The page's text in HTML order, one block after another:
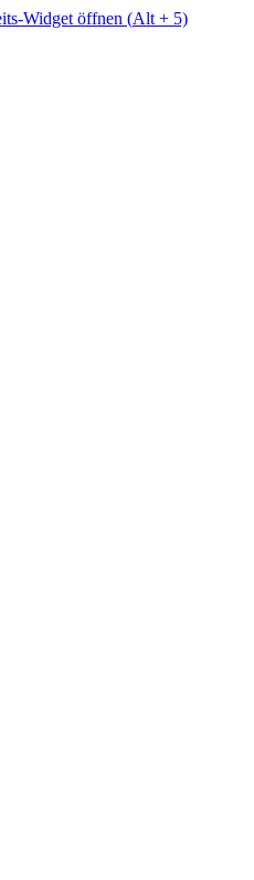
Widget öffnen (Alt + 5)